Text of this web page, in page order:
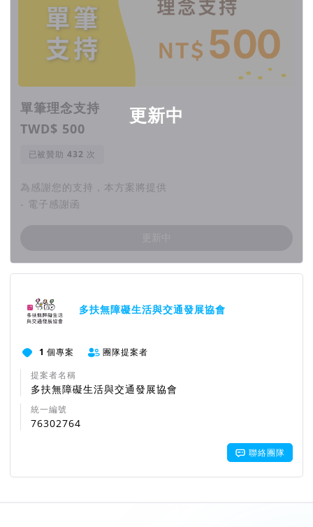
多扶無障礙生活與交通發展協會
1 個專案
團隊提案者
提案者名稱
多扶無障礙生活與交通發展協會
統一編號
76302764
聯絡團隊
更新中
單筆理念支持
TWD$ 500
已被贊助 次
為感謝您的支持，本方案將提供
- 電子感謝函